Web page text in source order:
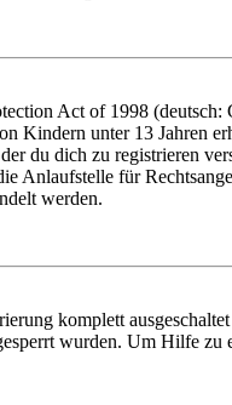
Act of 1998
Kindern unter 13 Jahren
du dich zu registrieren
Anlaufstelle für
werden.
komplett
wurden. Um Hilfe